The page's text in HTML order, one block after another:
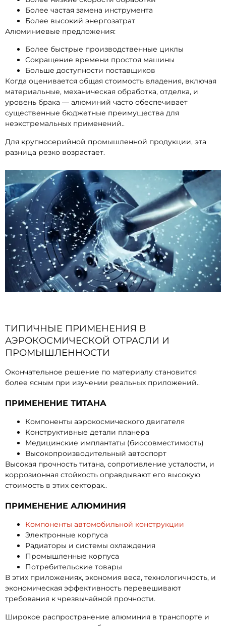
Более частая замена инструмента
Более высокий энергозатрат
Алюминиевые предложения:
Более быстрые производственные циклы
Сокращение времени простоя машины
Больше доступности поставщиков
Когда оценивается общая стоимость владения, включая
материальные, механическая обработка, отделка, и
уровень брака — алюминий часто обеспечивает
существенные бюджетные преимущества для
неэкстремальных применений..
Для крупносерийной промышленной продукции, эта
разница резко возрастает.
ТИПИЧНЫЕ ПРИМЕНЕНИЯ В
АЭРОКОСМИЧЕСКОЙ ОТРАСЛИ И
ПРОМЫШЛЕННОСТИ
Окончательное решение по материалу становится
более ясным при изучении реальных приложений..
ПРИМЕНЕНИЕ ТИТАНА
Компоненты аэрокосмического двигателя
Конструктивные детали планера
Медицинские имплантаты (биосовместимость)
Высокопроизводительный автоспорт
Высокая прочность титана, сопротивление усталости, и
коррозионная стойкость оправдывают его высокую
стоимость в этих секторах..
ПРИМЕНЕНИЕ АЛЮМИНИЯ
Компоненты автомобильной конструкции
Электронные корпуса
Радиаторы и системы охлаждения
Промышленные корпуса
Потребительские товары
В этих приложениях, экономия веса, технологичность, и
экономическая эффективность перевешивают
требования к чрезвычайной прочности.
Широкое распространение алюминия в транспорте и